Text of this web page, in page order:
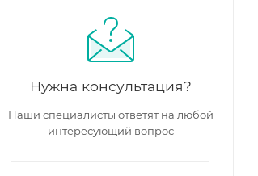
Нужна консультация?
Наши специалисты ответят на любой
интересующий вопрос